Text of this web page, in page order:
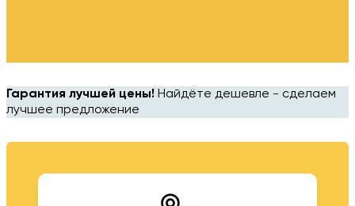
Гарантия лучшей цены! Найдёте дешевле - сделаем
лучшее предложение